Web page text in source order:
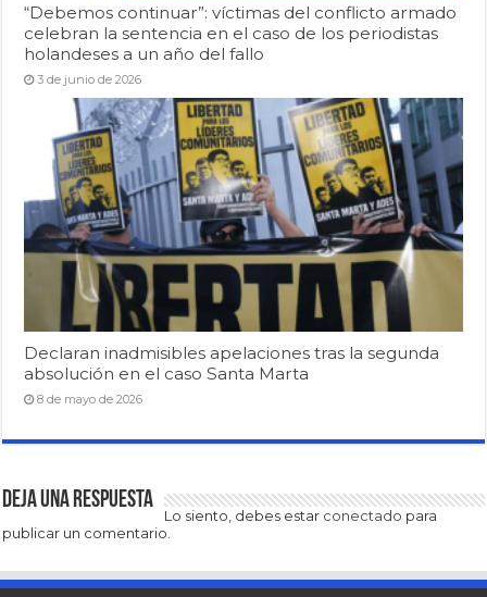
“Debemos continuar”: víctimas del conflicto armado
celebran la sentencia en el caso de los periodistas
holandeses a un año del fallo
3 de junio de 2026
Declaran inadmisibles apelaciones tras la segunda
absolución en el caso Santa Marta
8 de mayo de 2026
Deja una respuesta
Lo siento, debes estar conectado para
publicar un comentario.